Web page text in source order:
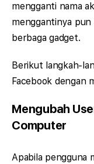
mengganti nama
menggantinya pun
berbaga gadget.
Berikut langkah-
Facebook dengan
Mengubah
Computer
Apabila pengguna